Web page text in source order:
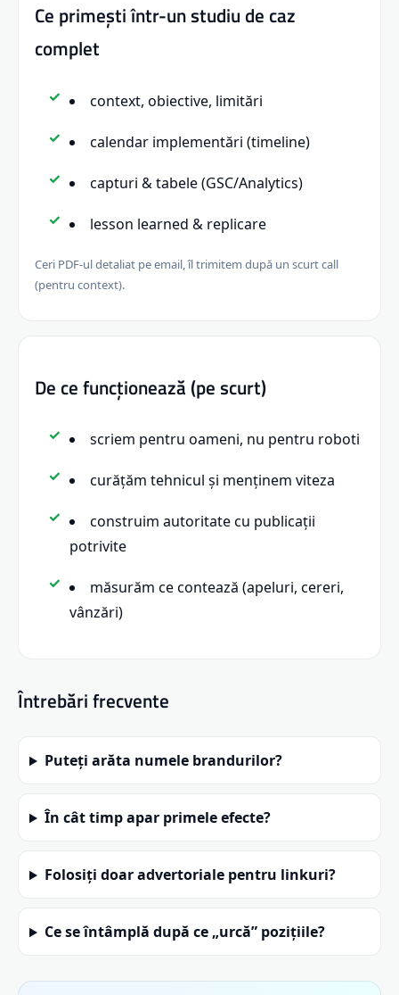
Ce primești într-un studiu de caz
complet
context, obiective, limitări
calendar implementări (timeline)
capturi & tabele (GSC/Analytics)
lesson learned & replicare
Ceri PDF-ul detaliat pe email, îl trimitem după un scurt call
(pentru context).
De ce funcționează (pe scurt)
scriem pentru oameni, nu pentru roboti
curățăm tehnicul și menținem viteza
construim autoritate cu publicații
potrivite
măsurăm ce contează (apeluri, cereri,
vânzări)
Întrebări frecvente
Puteți arăta numele brandurilor?
În cât timp apar primele efecte?
Folosiți doar advertoriale pentru linkuri?
Ce se întâmplă după ce „urcă” pozițiile?